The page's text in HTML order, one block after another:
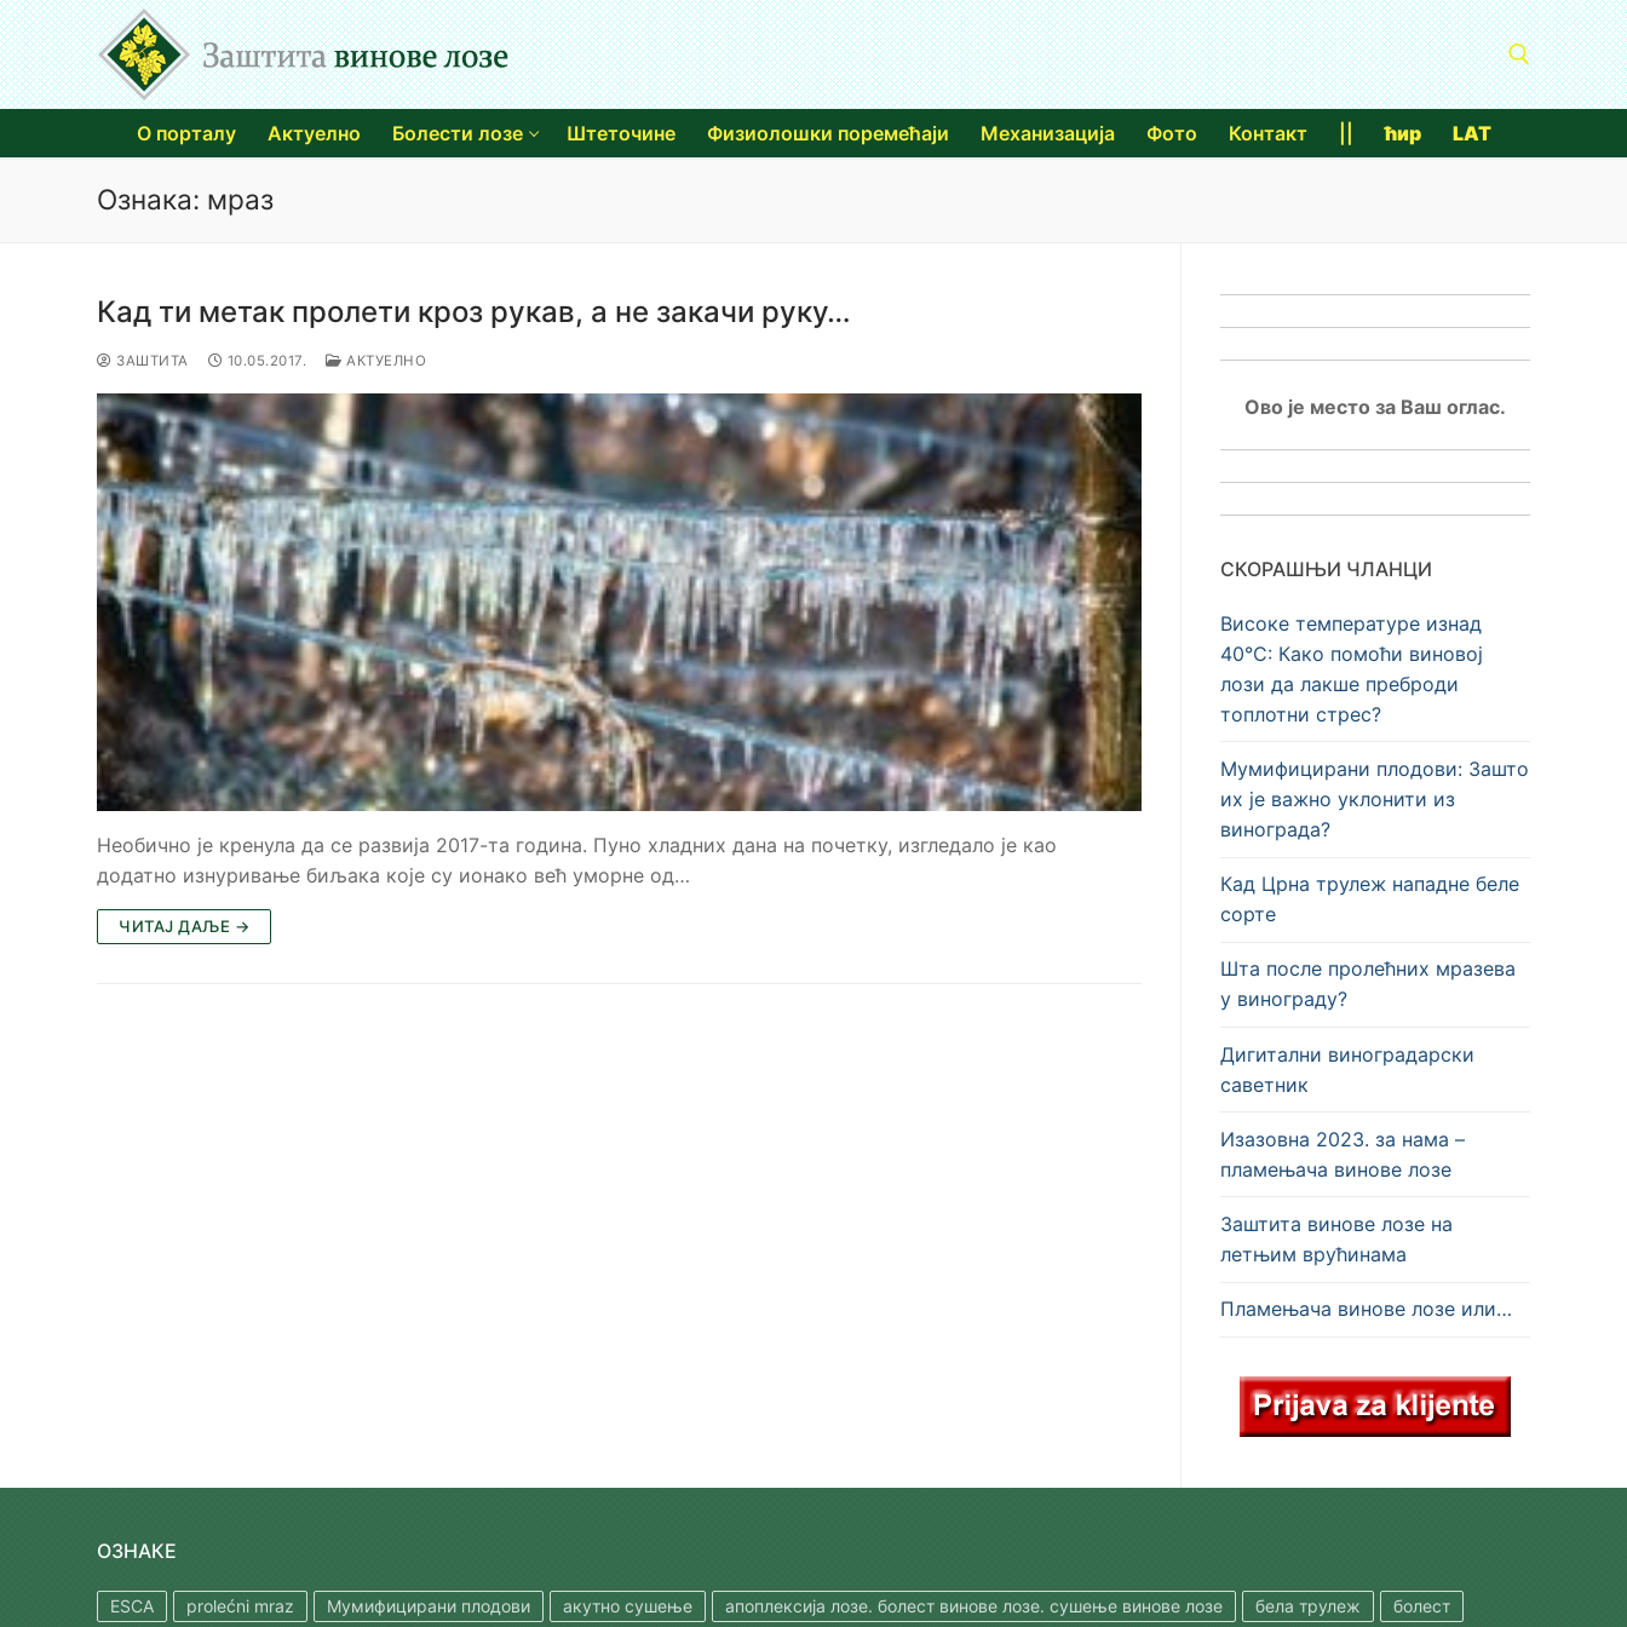
Прескочи
до
садржаја
Тражи за:
О порталу Актуелно Болести лозе Штеточине Физиолошки поремећаји Механизација Фото Контакт ћир LAT
Ознака: мраз
Кад ти метак пролети кроз рукав, а не закачи руку…
ЗАШТИТА 10.05.2017. АКТУЕЛНО
Необично је кренула да се развија 2017-та година. Пуно хладних дана на почетку, изгледало је као
додатно изнуривање биљака које су ионако већ уморне од…
ЧИТАЈ ДАЉЕ →
Ово је место за Ваш оглас.
СКОРАШЊИ ЧЛАНЦИ
Високе температуре изнад
40°C: Како помоћи виновој
лози да лакше преброди
топлотни стрес?
Мумифицирани плодови: Зашто
их је важно уклонити из
винограда?
Кад Црна трулеж нападне беле
сорте
Шта после пролећних мразева
у винограду?
Дигитални виноградарски
саветник
Изазовна 2023. за нама –
пламењача винове лозе
Заштита винове лозе на
летњим врућинама
Пламењача винове лозе или…
ОЗНАКЕ
ESCA prolećni mraz Мумифицирани плодови акутно сушење апоплексија лозе. болест винове лозе. сушење винове лозе бела трулеж болест